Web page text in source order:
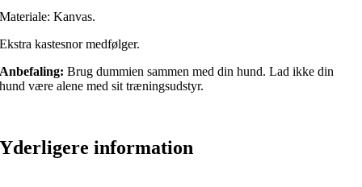
Materiale: Kanvas.
Ekstra kastesnor medfølger.
Anbefaling: Brug dummien sammen med din hund. Lad ikke din
hund være alene med sit træningsudstyr.
Yderligere information